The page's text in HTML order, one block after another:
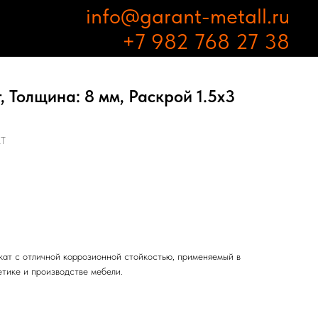
info@garant-metall.ru
+7 982 768 27 38
Толщина: 8 мм, Раскрой 1.5х3
с отличной коррозионной стойкостью, применяемый в
и производстве мебели.